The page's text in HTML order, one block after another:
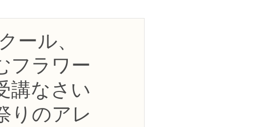
技能士検定2級
ス 生花コース
ール、
フラワー
講なさい
りのアレ